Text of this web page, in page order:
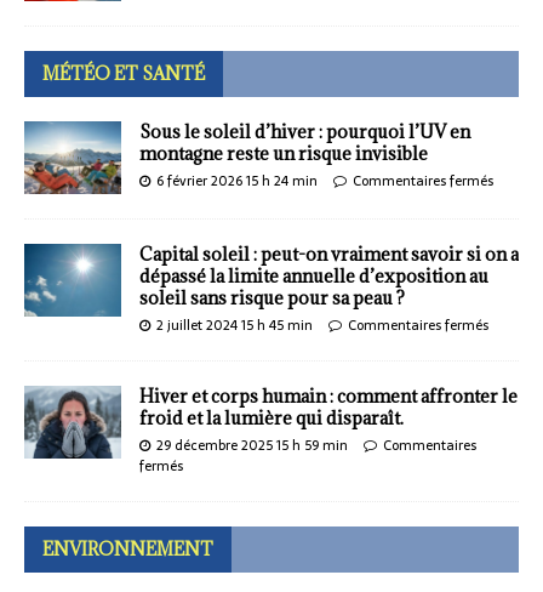
MÉTÉO ET SANTÉ
Sous le soleil d’hiver : pourquoi l’UV en
montagne reste un risque invisible
6 février 2026 15 h 24 min Commentaires fermés
Capital soleil : peut-on vraiment savoir si on a
dépassé la limite annuelle d’exposition au
soleil sans risque pour sa peau ?
2 juillet 2024 15 h 45 min Commentaires fermés
Hiver et corps humain : comment affronter le
froid et la lumière qui disparaît.
29 décembre 2025 15 h 59 min
Commentaires
fermés
ENVIRONNEMENT